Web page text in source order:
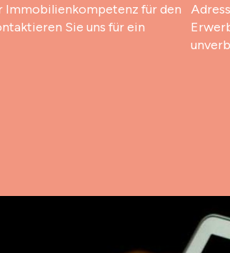
Immobilienkompetenz für den
Sie uns für ein